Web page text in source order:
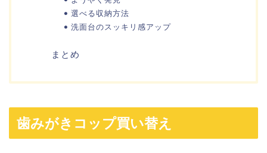
選べる収納方法
洗面台のスッキリ感アップ
まとめ
歯みがきコップ買い替え